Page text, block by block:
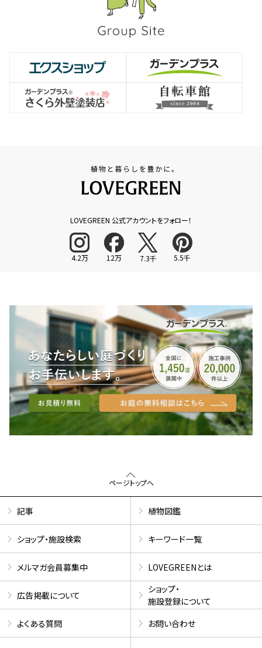
LOVEGREEN 公式アカウントをフォロー！
4.2万 12万 7.3千 5.5千
ページトップへ
記事 植物図鑑
ショップ・施設検索 キーワード一覧
メルマガ会員募集中 LOVEGREENとは
広告掲載について
ショップ・
施設登録について
よくある質問
お問い合わせ